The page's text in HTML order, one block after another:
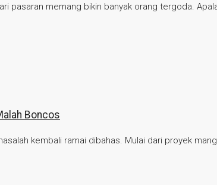
pasaran memang bikin banyak orang tergoda.
Boncos
kembali ramai dibahas. Mulai dari proyek